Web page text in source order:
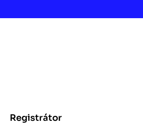
Registrátor